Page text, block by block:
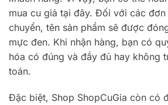
mua cu giả tại đây. Đối với các
chuyển, tên sản phẩm sẽ được
mực đen. Khi nhận hàng, bạn có
hóa có đúng và đầy đủ hay không
toán.
Đặc biệt, Shop ShopCuGia còn có